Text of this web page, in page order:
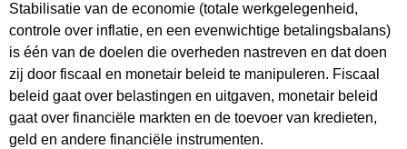
Stabilisatie van de economie (totale werkgelegenheid,
controle over inflatie, en een evenwichtige betalingsbalans)
is één van de doelen die overheden nastreven en dat doen
zij door fiscaal en monetair beleid te manipuleren. Fiscaal
beleid gaat over belastingen en uitgaven, monetair beleid
gaat over financiële markten en de toevoer van kredieten,
geld en andere financiële instrumenten.